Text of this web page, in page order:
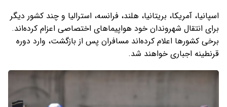
اسپانیا، آمریکا، بریتانیا، هلند، فرانسه، استرالیا و چند کشور دیگر
برای انتقال شهروندان خود هواپیماهای اختصاصی اعزام کرده‌اند.
برخی کشورها اعلام کرده‌اند مسافران پس از بازگشت، وارد دوره
قرنطینه اجباری خواهند شد.